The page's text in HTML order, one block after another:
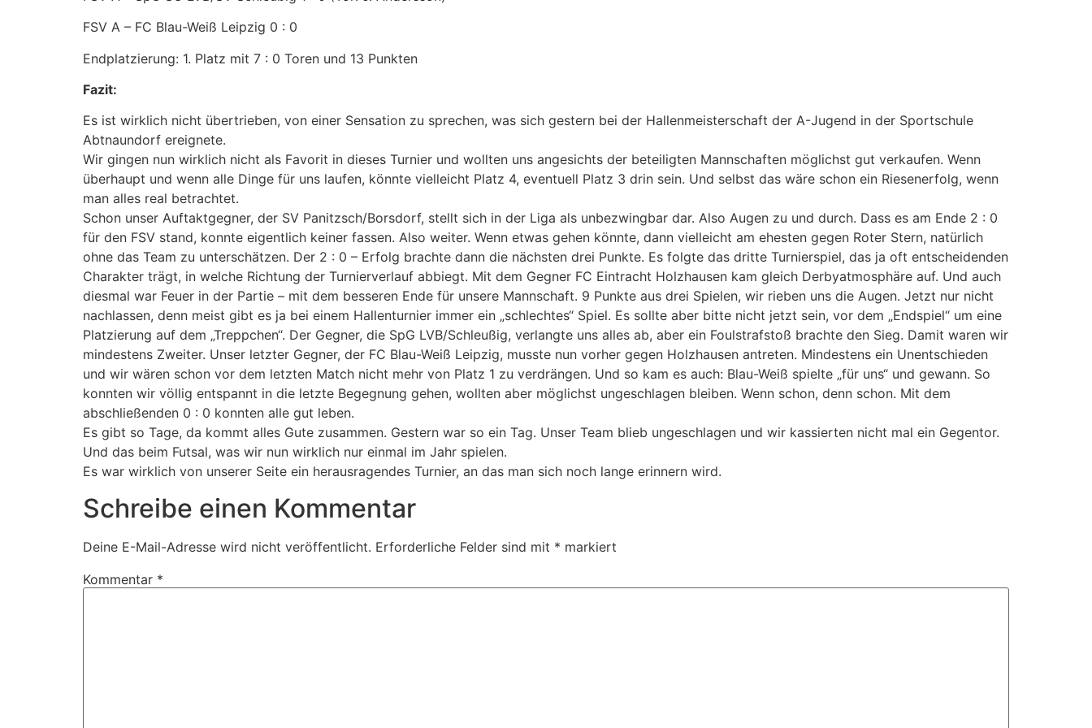
FSV A – FC Blau-Weiß Leipzig 0 : 0
Endplatzierung: 1. Platz mit 7 : 0 Toren und 13 Punkten
Fazit:
Es ist wirklich nicht übertrieben, von einer Sensation zu sprechen, was sich gestern bei der Hallenmeisterschaft der A-Jugend in der Sportschule
Abtnaundorf ereignete.
Wir gingen nun wirklich nicht als Favorit in dieses Turnier und wollten uns angesichts der beteiligten Mannschaften möglichst gut verkaufen. Wenn
überhaupt und wenn alle Dinge für uns laufen, könnte vielleicht Platz 4, eventuell Platz 3 drin sein. Und selbst das wäre schon ein Riesenerfolg, wenn
man alles real betrachtet.
Schon unser Auftaktgegner, der SV Panitzsch/Borsdorf, stellt sich in der Liga als unbezwingbar dar. Also Augen zu und durch. Dass es am Ende 2 : 0
für den FSV stand, konnte eigentlich keiner fassen. Also weiter. Wenn etwas gehen könnte, dann vielleicht am ehesten gegen Roter Stern, natürlich
ohne das Team zu unterschätzen. Der 2 : 0 – Erfolg brachte dann die nächsten drei Punkte. Es folgte das dritte Turnierspiel, das ja oft entscheidenden
Charakter trägt, in welche Richtung der Turnierverlauf abbiegt. Mit dem Gegner FC Eintracht Holzhausen kam gleich Derbyatmosphäre auf. Und auch
diesmal war Feuer in der Partie – mit dem besseren Ende für unsere Mannschaft. 9 Punkte aus drei Spielen, wir rieben uns die Augen. Jetzt nur nicht
nachlassen, denn meist gibt es ja bei einem Hallenturnier immer ein „schlechtes“ Spiel. Es sollte aber bitte nicht jetzt sein, vor dem „Endspiel“ um eine
Platzierung auf dem „Treppchen“. Der Gegner, die SpG LVB/Schleußig, verlangte uns alles ab, aber ein Foulstrafstoß brachte den Sieg. Damit waren wir
mindestens Zweiter. Unser letzter Gegner, der FC Blau-Weiß Leipzig, musste nun vorher gegen Holzhausen antreten. Mindestens ein Unentschieden
und wir wären schon vor dem letzten Match nicht mehr von Platz 1 zu verdrängen. Und so kam es auch: Blau-Weiß spielte „für uns“ und gewann. So
konnten wir völlig entspannt in die letzte Begegnung gehen, wollten aber möglichst ungeschlagen bleiben. Wenn schon, denn schon. Mit dem
abschließenden 0 : 0 konnten alle gut leben.
Es gibt so Tage, da kommt alles Gute zusammen. Gestern war so ein Tag. Unser Team blieb ungeschlagen und wir kassierten nicht mal ein Gegentor.
Und das beim Futsal, was wir nun wirklich nur einmal im Jahr spielen.
Es war wirklich von unserer Seite ein herausragendes Turnier, an das man sich noch lange erinnern wird.
Schreibe einen Kommentar
Deine E-Mail-Adresse wird nicht veröffentlicht. Erforderliche Felder sind mit * markiert
Kommentar *